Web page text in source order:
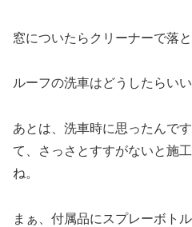
窓についたらクリーナーで落と
ルーフの洗車はどうしたらい
あとは、洗車時に思ったんで
て、さっさとすすがないと施
ね。
まぁ、付属品にスプレーボト